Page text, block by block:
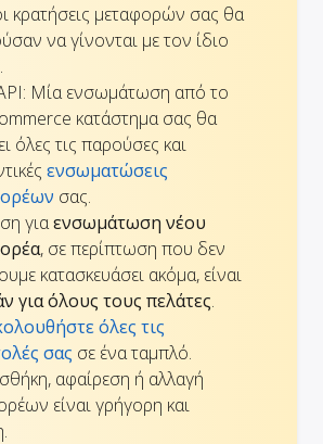
κρατήσεις μεταφορών σας θα
να γίνονται με τον ίδιο
Μία ενσωμάτωση από το
κατάστημα σας θα
όλες τις παρούσες και
ενσωματώσεις
σας.
γιαενσωμάτωση νέου
, σε περίπτωση που δεν
κατασκευάσει ακόμα, είναι
για όλους τους πελάτες.
όλες τις
σας σε ένα ταμπλό.
αφαίρεση ή αλλαγή
είναι γρήγορη και